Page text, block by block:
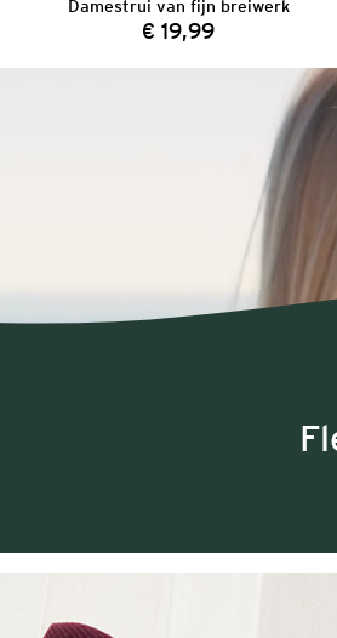
Damestrui van fijn breiwerk
Prijs:
€ 19,99